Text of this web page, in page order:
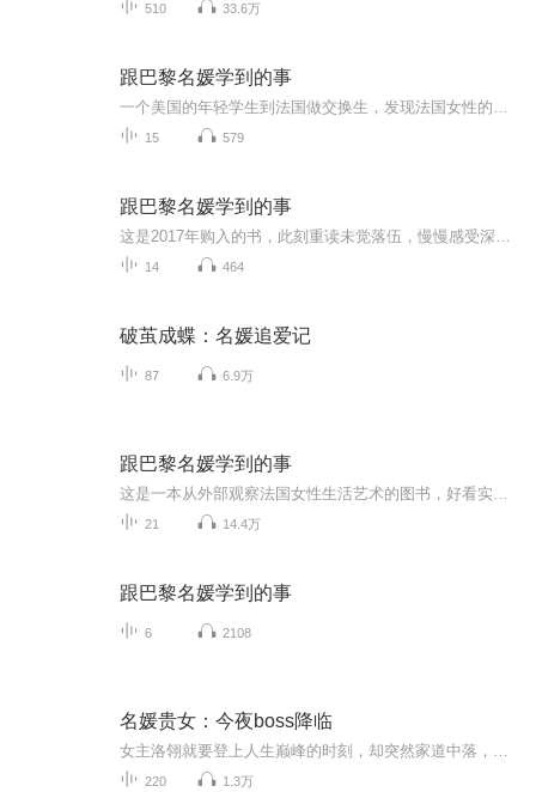
510 33.6万
跟巴黎名媛学到的事
15 579
跟巴黎名媛学到的事
14 464
破茧成蝶：名媛追爱记
87 6.9万
跟巴黎名媛学到的事
21 14.4万
跟巴黎名媛学到的事
6 2108
名媛贵女：今夜boss降临
220 1.3万